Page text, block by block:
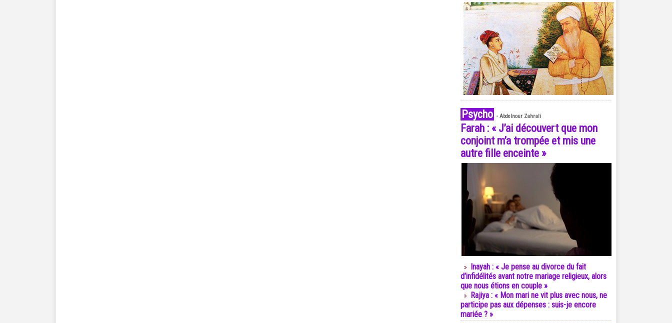
Psycho - Abdelnour Zahrali
Farah : « J’ai découvert que mon
conjoint m’a trompée et mis une
autre fille enceinte »
Inayah : « Je pense au divorce du fait
d’infidélités avant notre mariage religieux, alors
que nous étions en couple »
Rajiya : « Mon mari ne vit plus avec nous, ne
participe pas aux dépenses : suis-je encore
mariée ? »